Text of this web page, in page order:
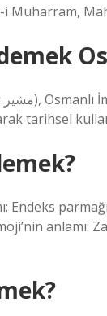
Muharram,
tarihsel
Endeks
anlamı: